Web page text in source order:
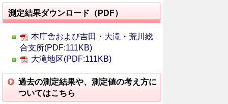
測定結果ダウンロード（PDF）
本庁舎および吉田・大滝・荒川総
合支所(PDF:111KB)
大滝地区(PDF:111KB)
過去の測定結果や、測定値の考え方に
ついてはこちら